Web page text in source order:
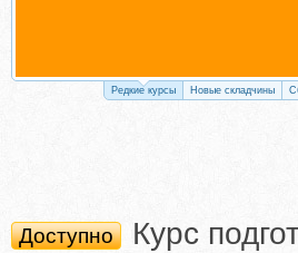
Редкие курсы Новые складчины
Доступно
Курс